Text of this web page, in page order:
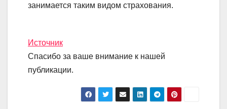
занимается таким видом страхования.
Источник
Спасибо за ваше внимание к нашей
публикации.